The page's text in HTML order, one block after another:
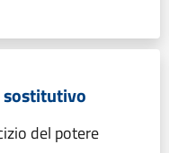
sostitutivo
del potere